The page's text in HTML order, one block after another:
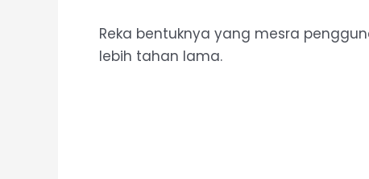
Reka bentuknya yang mesra
lebih tahan lama.